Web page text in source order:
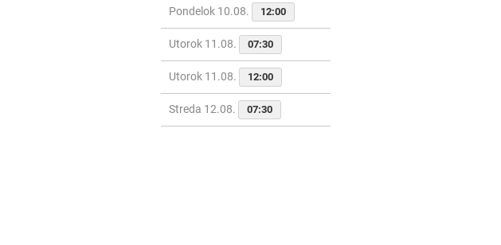
Pondelok 10.08. 12:00
Utorok 11.08. 07:30
Utorok 11.08. 12:00
Streda 12.08. 07:30